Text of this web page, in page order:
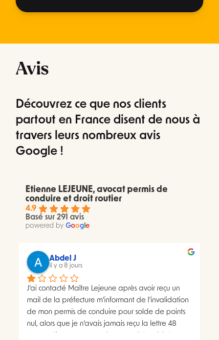
Avis
Découvrez ce que nos clients
partout en France disent de nous à
travers leurs nombreux avis
Google !
Etienne LEJEUNE, avocat permis de
conduire et droit routier
4.9
Basé sur 291 avis
powered by Goog e
Abdel J
il y a 8 jours
J’ai contacté Maître Lejeune après avoir reçu un
mail de la préfecture m’informant de l’invalidation
de mon permis de conduire pour solde de points
nul, alors que je n’avais jamais reçu la lettre 48